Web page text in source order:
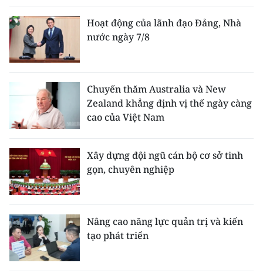
Hoạt động của lãnh đạo Đảng, Nhà
nước ngày 7/8
Chuyến thăm Australia và New
Zealand khẳng định vị thế ngày càng
cao của Việt Nam
Xây dựng đội ngũ cán bộ cơ sở tinh
gọn, chuyên nghiệp
Nâng cao năng lực quản trị và kiến
tạo phát triển